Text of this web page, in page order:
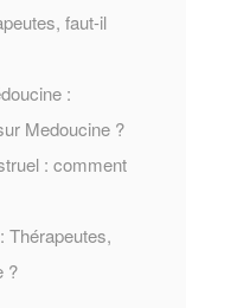
faut-il
:
Medoucine ?
: comment
Thérapeutes,
?